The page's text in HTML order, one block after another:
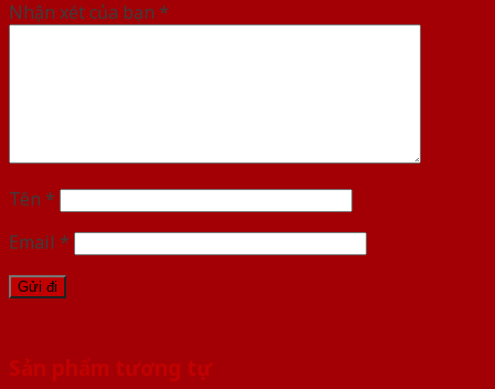
Nhận xét của bạn *
Tên *
Email *
Sản phẩm tương tự